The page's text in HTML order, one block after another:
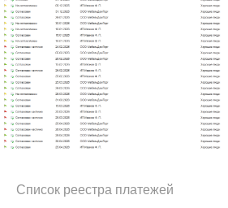
Список реестра платежей